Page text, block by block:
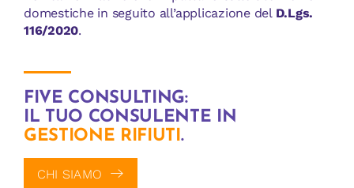
domestiche in seguito all’applicazione del D.Lgs.
116/2020.
FIVE CONSULTING:
IL TUO CONSULENTE IN
GESTIONE RIFIUTI.
CHI SIAMO